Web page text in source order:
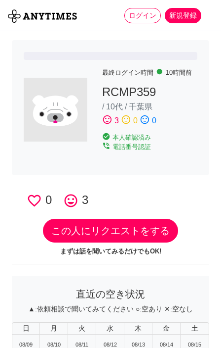
ログイン 新規登録
全て 家事 more_horiz
最終ログイン時間 fiber_manual_record 10時間前
RCMP359
/ 10代 /千葉県
sentiment_satisfied 3 sentiment_neutral 0 sentiment_dissatisfied 0
check_circle 本人確認済み
phone_in_talk 電話番号認証
favorite_border 0 tag_faces 3
この人にリクエストをする
まずは話を聞いてみるだけでもOK!
直近の空き状況
▲:依頼相談で聞いてみてください ○:空あり ✕:空なし
日 月 火 水 木 金 土
08/09 08/10 08/11 08/12 08/13 08/14 08/15